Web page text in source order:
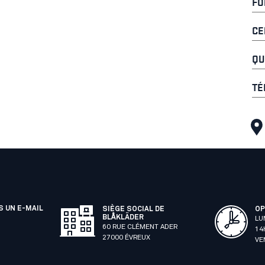
UN E-MAIL
SIÈGE SOCIAL DE
BLÅKLÄDER
60 RUE CLÉMENT ADER
27000 ÉVREUX